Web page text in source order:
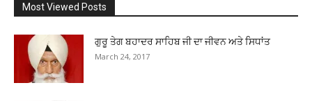
Most Viewed Posts
ਗੁਰੂ ਤੇਗ ਬਹਾਦਰ ਸਾਹਿਬ ਜੀ ਦਾ ਜੀਵਨ ਅਤੇ ਸਿਧਾਂਤ
March 24, 2017